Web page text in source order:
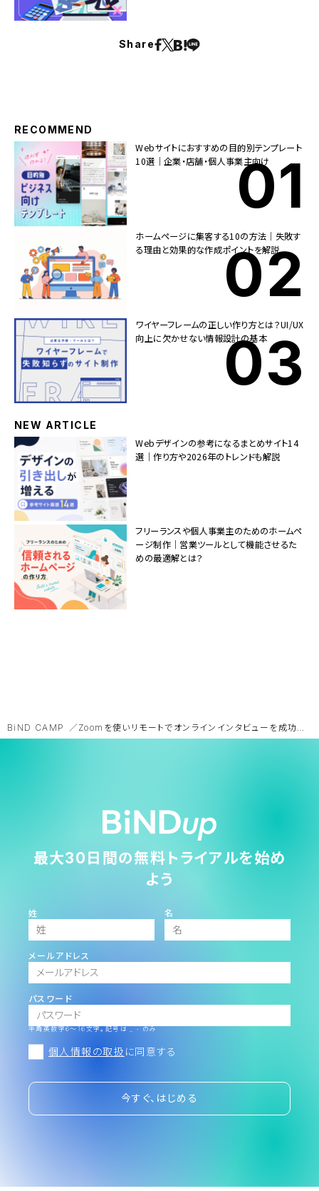
Share
RECOMMEND
Webサイトにおすすめの目的別テンプレート
10選｜企業・店舗・個人事業主向け
ホームページに集客する10の方法｜失敗す
る理由と効果的な作成ポイントを解説
ワイヤーフレームの正しい作り方とは？UI/UX
向上に欠かせない情報設計の基本
NEW ARTICLE
Webデザインの参考になるまとめサイト14
選｜作り方や2026年のトレンドも解説
フリーランスや個人事業主のためのホームペ
ージ制作｜営業ツールとして機能させるた
めの最適解とは？
BiND CAMP Zoomを使いリモートでオンラインインタビューを成功させるコツ
最大30日間の無料トライアルを始め
よう
姓 名
メールアドレス
パスワード
半角英数字6～16文字。記号は _ - のみ
個人情報の取扱 に同意する
今すぐ、はじめる